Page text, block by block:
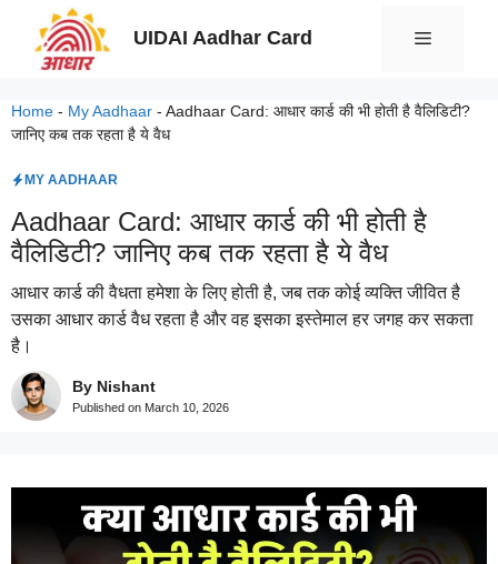
UIDAI Aadhar Card Menu
Home - My Aadhaar - Aadhaar Card: आधार कार्ड की भी होती है वैलिडिटी?
जानिए कब तक रहता है ये वैध
MY AADHAAR
Aadhaar Card: आधार कार्ड की भी होती है
वैलिडिटी? जानिए कब तक रहता है ये वैध
आधार कार्ड की वैधता हमेशा के लिए होती है, जब तक कोई व्यक्ति जीवित है
उसका आधार कार्ड वैध रहता है और वह इसका इस्तेमाल हर जगह कर सकता
है।
By Nishant
Published on March 10, 2026